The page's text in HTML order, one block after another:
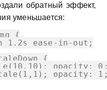
обратный эффект,
уменьшается:
{
1.2s ease-in-out;
{
opacity:
opacity: